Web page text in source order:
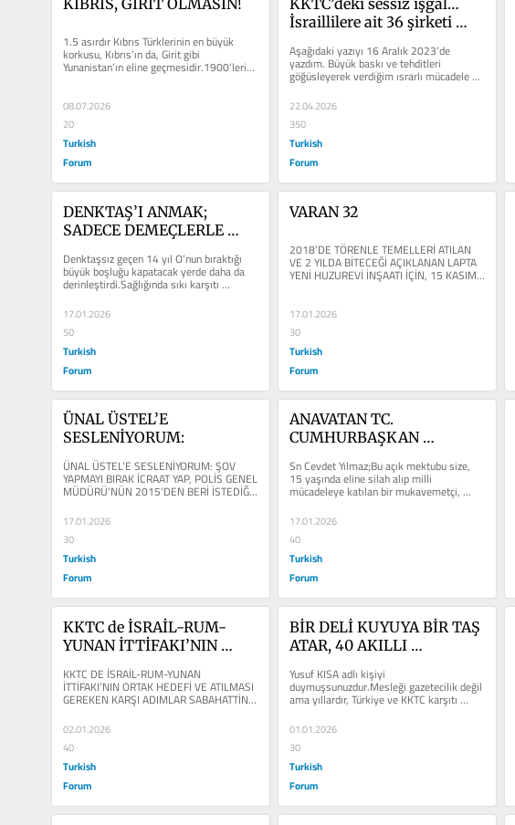
1.5 asırdır Kıbrıs Türklerinin en büyük
korkusu, Kıbrıs’ın da, Girit gibi
Yunanistan’ın eline geçmesidir.1900’lerin
08.07.2026
20
Turkish
Forum
İsraillilere ait 36 şirketi
Aşağıdaki yazıyı 16 Aralık 2023’de
yazdım. Büyük baskı ve tehditleri
göğüsleyerek verdiğim ısrarlı mücadele
sonucu yabancılara...
22.04.2026
350
Turkish
Forum
DENKTAŞ’I ANMAK;
SADECE DEMEÇLERLE
SAHİP ÇIKMAK, O’NUN
GİBİ YÖNETMEK VE O’NUN
OLUR
Denktaşsız geçen 14 yıl O’nun bıraktığı
büyük boşluğu kapatacak yerde daha da
derinleştirdi.Sağlığında sıkı karşıtı
olanlar...
17.01.2026
50
Turkish
Forum
VARAN 32
2018’DE TÖRENLE TEMELLERİ ATILAN
VE 2 YILDA BİTECEĞİ AÇIKLANAN LAPTA
YENİ HUZUREVİ İNŞAATI İÇİN, 15 KASIM
2022’DE BAŞBAKAN ÜNAL...
17.01.2026
30
Turkish
Forum
ÜNAL ÜSTEL’E
SESLENİYORUM:
ÜNAL ÜSTEL’E SESLENİYORUM: ŞOV
YAPMAYI BIRAK İCRAAT YAP, POLİS GENEL
MÜDÜRÜ’NÜN 2015’DEN BERİ İSTEDİĞİ
17.01.2026
30
Turkish
Forum
ANAVATAN TC.
CUMHURBAŞKAN
YILMAZ’A AÇIK MEKTUP
Sn Cevdet Yılmaz;Bu açık mektubu size,
15 yaşında eline silah alıp milli
mücadeleye katılan bir mukavemetçi,
Dışişleri Bakanlığı...
17.01.2026
40
Turkish
Forum
KKTC de İSRAİL-RUM-
YUNAN İTTİFAKI’NIN
ORTAK HEDEFİ VE
ATILMASI GEREKEN
KARŞI ADIMLAR
KKTC DE İSRAİL-RUM-YUNAN
İTTİFAKI’NIN ORTAK HEDEFİ VE ATILMASI
GEREKEN KARŞI ADIMLAR SABAHATTİN
İSMAİL Rum yönetimi başkanı...
02.01.2026
40
Turkish
Forum
BİR DELİ KUYUYA BİR TAŞ
ATAR, 40 AKILLI
Yusuf KISA adlı kişiyi
duymuşsunuzdur.Mesleği gazetecilik değil
ama yıllardır, Türkiye ve KKTC karşıtı
içeriğe sahip YENİ BAKIŞ adlı...
01.01.2026
30
Turkish
Forum